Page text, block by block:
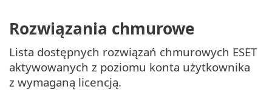
Rozwiązania chmurowe
Lista dostępnych rozwiązań chmurowych ESET
aktywowanych z poziomu konta użytkownika
z wymaganą licencją.